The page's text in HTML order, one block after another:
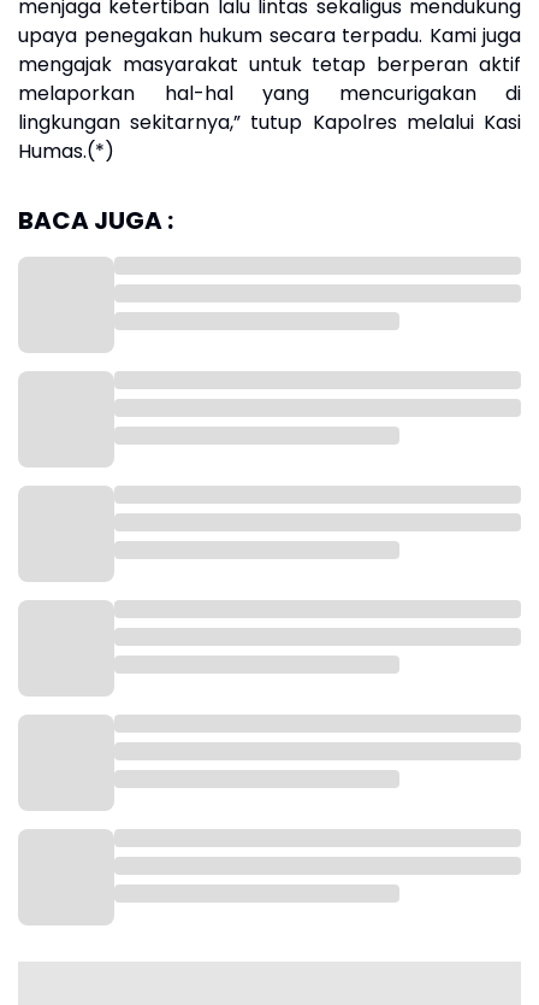
menjaga ketertiban lalu lintas sekaligus mendukung
upaya penegakan hukum secara terpadu. Kami juga
mengajak masyarakat untuk tetap berperan aktif
melaporkan hal-hal yang mencurigakan di
lingkungan sekitarnya,” tutup Kapolres melalui Kasi
Humas.(*)
BACA JUGA :